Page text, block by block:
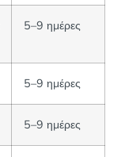
5–9 ημέρες
5–9 ημέρες
5–9 ημέρες